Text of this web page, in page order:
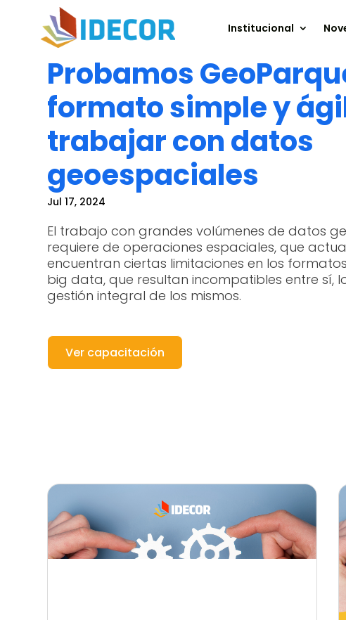
Institucional
Probamos
formato simple y
trabajar con datos
geoespaciales
Jul 17, 2024
El trabajo con grandes volúmenes de datos
requiere de operaciones espaciales, que
encuentran ciertas limitaciones en los
big data, que resultan incompatibles entre sí,
gestión integral de los mismos.
Ver capacitación